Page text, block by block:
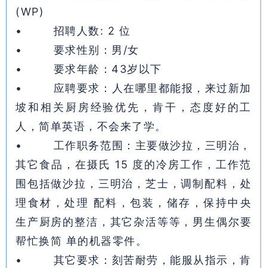
(WP)
• 招聘人数: 2 位
• 要求性别：男/女
• 要求年龄：43岁以下
• 应聘要求：人在哪里都能报，来过新加
坡和相关厨房经验优先，肯干，态度好的工
人，简单英语，不会来了学。
• 工作职务范围：主要做沙拉，三明治，
其它食品，在摄氏 15 度的冷房工作，工作范
围包括做沙拉，三明治，芝士，调制配料，处
理食材，处理 配料，包装，储存，保持中央
生产厨房的整洁，其它杂活等等，男生偶尔要
帮忙换简 单的机器零件。
• 其它要求：刻苦耐劳，能服从指示，肯